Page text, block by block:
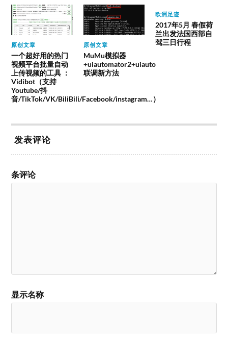
原创文章
一个超好用的热门
视频平台批量自动
上传视频的工具 ：
Vidibot（支持
Youtube/抖
音/TikTok/VK/BiliBili/Facebook/instagram…）
原创文章
MuMu模拟器
+uiautomator2+uiauto
联调新方法
欧洲足迹
2017年5月 春假荷
兰出发法国西部自
驾三日行程
发表评论
条评论
显示名称